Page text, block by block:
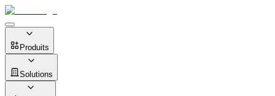
Produits
Solutions